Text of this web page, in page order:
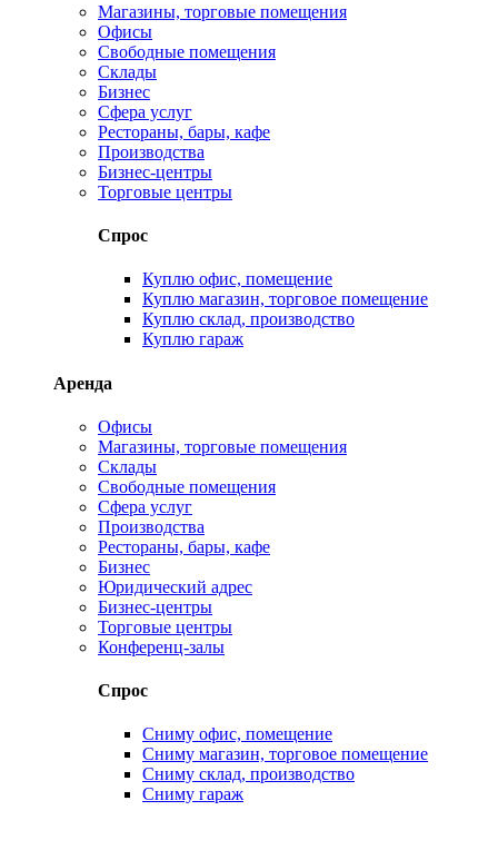
Магазины, торговые помещения
Офисы
Свободные помещения
Склады
Бизнес
Сфера услуг
Рестораны, бары, кафе
Производства
Бизнес-центры
Торговые центры
Спрос
Куплю офис, помещение
Куплю магазин, торговое помещение
Куплю склад, производство
Куплю гараж
Аренда
Офисы
Магазины, торговые помещения
Склады
Свободные помещения
Сфера услуг
Производства
Рестораны, бары, кафе
Бизнес
Юридический адрес
Бизнес-центры
Торговые центры
Конференц-залы
Спрос
Сниму офис, помещение
Сниму магазин, торговое помещение
Сниму склад, производство
Сниму гараж